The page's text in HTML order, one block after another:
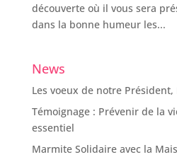
découverte où il vous sera
dans la bonne humeur les...
News
Les voeux de notre Président,
Témoignage : Prévenir de la
essentiel
Marmite Solidaire avec la